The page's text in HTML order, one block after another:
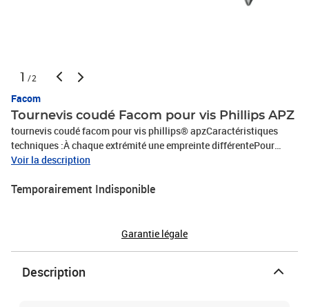
1 /2
Facom
Tournevis coudé Facom pour vis Phillips APZ
tournevis coudé facom pour vis phillips® apzCaractéristiques
techniques :À chaque extrémité une empreinte différentePour
travaux à dégagement limitéPrésentation : chromée
Voir la description
Temporairement Indisponible
Garantie légale
Description